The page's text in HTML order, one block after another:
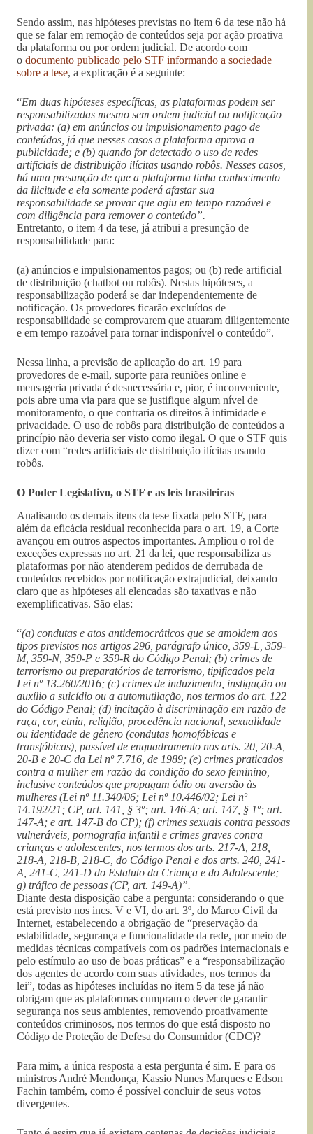
Sendo assim, nas hipóteses previstas no item 6 da tese não há
que se falar em remoção de conteúdos seja por ação proativa
da plataforma ou por ordem judicial. De acordo com
o documento publicado pelo STF informando a sociedade
sobre a tese, a explicação é a seguinte:
“Em duas hipóteses específicas, as plataformas podem ser
responsabilizadas mesmo sem ordem judicial ou notificação
privada: (a) em anúncios ou impulsionamento pago de
conteúdos, já que nesses casos a plataforma aprova a
publicidade; e (b) quando for detectado o uso de redes
artificiais de distribuição ilícitas usando robôs. Nesses casos,
há uma presunção de que a plataforma tinha conhecimento
da ilicitude e ela somente poderá afastar sua
responsabilidade se provar que agiu em tempo razoável e
com diligência para remover o conteúdo”.
Entretanto, o item 4 da tese, já atribui a presunção de
responsabilidade para:
(a) anúncios e impulsionamentos pagos; ou (b) rede artificial
de distribuição (chatbot ou robôs). Nestas hipóteses, a
responsabilização poderá se dar independentemente de
notificação. Os provedores ficarão excluídos de
responsabilidade se comprovarem que atuaram diligentemente
e em tempo razoável para tornar indisponível o conteúdo”.
Nessa linha, a previsão de aplicação do art. 19 para
provedores de e-mail, suporte para reuniões online e
mensageria privada é desnecessária e, pior, é inconveniente,
pois abre uma via para que se justifique algum nível de
monitoramento, o que contraria os direitos à intimidade e
privacidade. O uso de robôs para distribuição de conteúdos a
princípio não deveria ser visto como ilegal. O que o STF quis
dizer com “redes artificiais de distribuição ilícitas usando
robôs.
O Poder Legislativo, o STF e as leis brasileiras
Analisando os demais itens da tese fixada pelo STF, para
além da eficácia residual reconhecida para o art. 19, a Corte
avançou em outros aspectos importantes. Ampliou o rol de
exceções expressas no art. 21 da lei, que responsabiliza as
plataformas por não atenderem pedidos de derrubada de
conteúdos recebidos por notificação extrajudicial, deixando
claro que as hipóteses ali elencadas são taxativas e não
exemplificativas. São elas:
“(a) condutas e atos antidemocráticos que se amoldem aos
tipos previstos nos artigos 296, parágrafo único, 359-L, 359-
M, 359-N, 359-P e 359-R do Código Penal; (b) crimes de
terrorismo ou preparatórios de terrorismo, tipificados pela
Lei nº 13.260/2016; (c) crimes de induzimento, instigação ou
auxílio a suicídio ou a automutilação, nos termos do art. 122
do Código Penal; (d) incitação à discriminação em razão de
raça, cor, etnia, religião, procedência nacional, sexualidade
ou identidade de gênero (condutas homofóbicas e
transfóbicas), passível de enquadramento nos arts. 20, 20-A,
20-B e 20-C da Lei nº 7.716, de 1989; (e) crimes praticados
contra a mulher em razão da condição do sexo feminino,
inclusive conteúdos que propagam ódio ou aversão às
mulheres (Lei nº 11.340/06; Lei nº 10.446/02; Lei nº
14.192/21; CP, art. 141, § 3º; art. 146-A; art. 147, § 1º; art.
147-A; e art. 147-B do CP); (f) crimes sexuais contra pessoas
vulneráveis, pornografia infantil e crimes graves contra
crianças e adolescentes, nos termos dos arts. 217-A, 218,
218-A, 218-B, 218-C, do Código Penal e dos arts. 240, 241-
A, 241-C, 241-D do Estatuto da Criança e do Adolescente;
g) tráfico de pessoas (CP, art. 149-A)”.
Diante desta disposição cabe a pergunta: considerando o que
está previsto nos incs. V e VI, do art. 3º, do Marco Civil da
Internet, estabelecendo a obrigação de “preservação da
estabilidade, segurança e funcionalidade da rede, por meio de
medidas técnicas compatíveis com os padrões internacionais e
pelo estímulo ao uso de boas práticas” e a “responsabilização
dos agentes de acordo com suas atividades, nos termos da
lei”, todas as hipóteses incluídas no item 5 da tese já não
obrigam que as plataformas cumpram o dever de garantir
segurança nos seus ambientes, removendo proativamente
conteúdos criminosos, nos termos do que está disposto no
Código de Proteção de Defesa do Consumidor (CDC)?
Para mim, a única resposta a esta pergunta é sim. E para os
ministros André Mendonça, Kassio Nunes Marques e Edson
Fachin também, como é possível concluir de seus votos
divergentes.